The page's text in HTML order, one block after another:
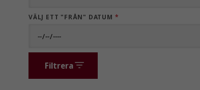
VÄLJ ETT "FRÅN" DATUM *
Filtrera